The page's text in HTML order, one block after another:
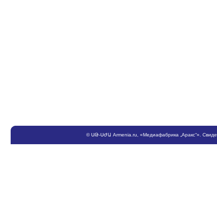
©ՍԹ-ՍԺԱ Armenia.ru , «Медиафабрика „Аракс“».